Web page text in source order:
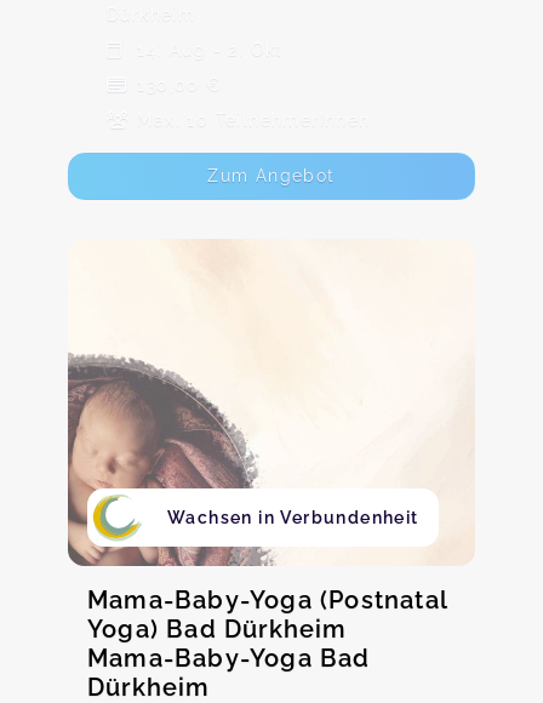
Dürkheim
14. Aug - 2. Okt
130,00 €
Max. 10 TeilnehmerInnen
Zum Angebot
Wachsen in Verbundenheit
Mama-Baby-Yoga (Postnatal
Yoga) Bad Dürkheim
Mama-Baby-Yoga Bad
Dürkheim